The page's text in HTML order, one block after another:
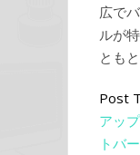
広で
ルが
とも
Post
アッ
トバー